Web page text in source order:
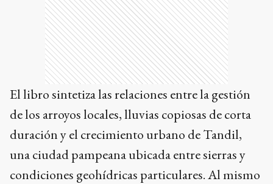
El libro sintetiza las relaciones entre la gestión
de los arroyos locales, lluvias copiosas de corta
duración y el crecimiento urbano de Tandil,
una ciudad pampeana ubicada entre sierras y
condiciones geohídricas particulares. Al mismo